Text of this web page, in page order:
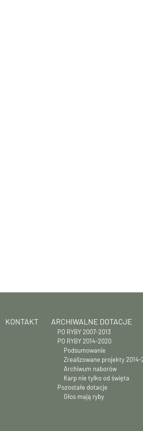
KONTAKT ARCHIWALNE DOTACJE
PO RYBY 2007-2013
PO RYBY 2014-2020
Podsumowanie
Zrealizowane projekty 2014-
Archiwum naborów
Karp nie tylko od święta
Pozostałe dotacje
Głos mają ryby